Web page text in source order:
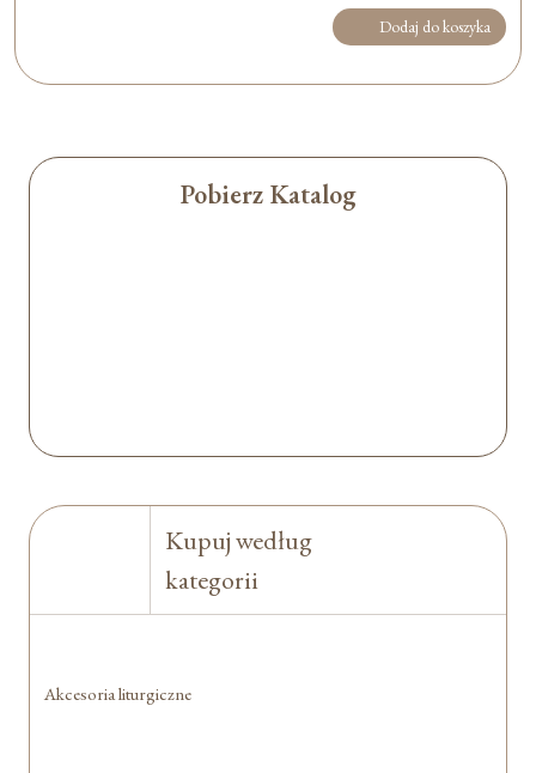
Dodaj do koszyka
Pobierz Katalog
Kupuj według
kategorii
Akcesoria liturgiczne